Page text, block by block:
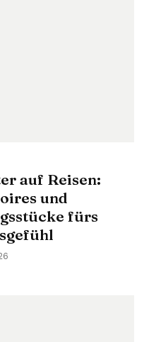
auf Reisen:
und
fürs